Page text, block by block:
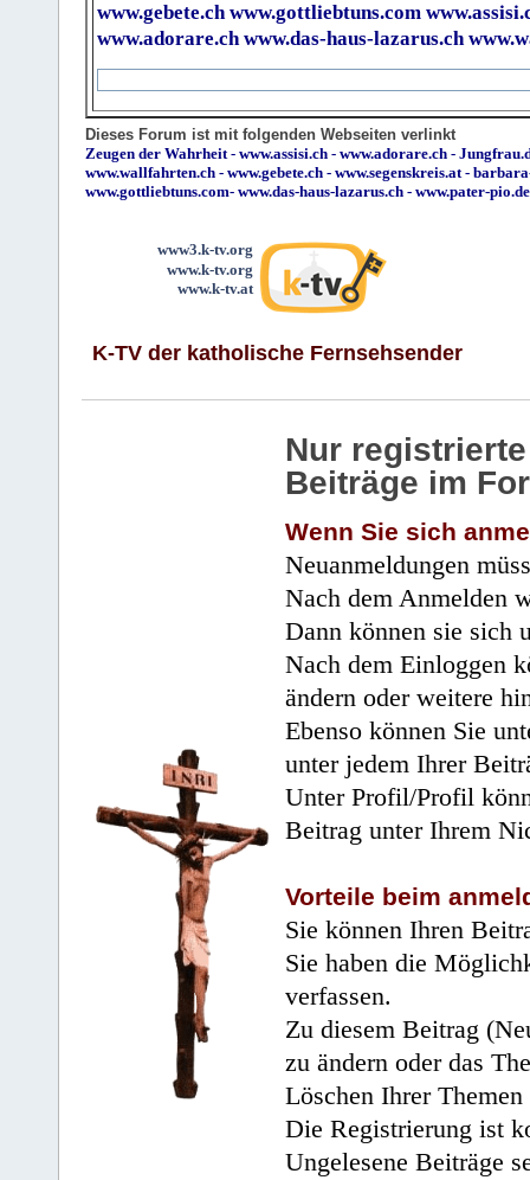
www.gebete.ch www.gottliebtuns.com
www.adorare.ch www.das-haus-lazarus.ch
Dieses Forum ist mit folgenden Webseiten verlinkt
Zeugen der Wahrheit - www.assisi.ch - www.adorare.ch -
www.wallfahrten.ch - www.gebete.ch - www.segenskreis.at -
www.gottliebtuns.com- www.das-haus-lazarus.ch - www.pater-pio.de
www3.k-tv.org
www.k-tv.org
www.k-tv.at
K-TV der katholische Fernsehsender
Nur
Beiträge im
Wenn Sie sich
Neuanmeldungen
Nach dem Anmelden
Dann können sie sich
Nach dem Einloggen
ändern oder weitere
Ebenso können Sie
unter jedem Ihrer
Unter Profil/Profil
Beitrag unter Ihrem
Vorteile beim
Sie können Ihren
Sie haben die
verfassen.
Zu diesem Beitrag
zu ändern oder das
Löschen Ihrer
Die Registrierung ist
Ungelesene Beiträge